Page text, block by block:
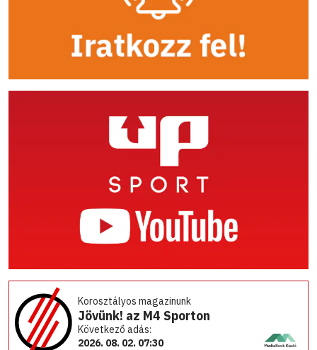
Korosztályos magazinunk
Jövünk! az M4 Sporton
Következő adás:
2026. 08. 02. 07:30